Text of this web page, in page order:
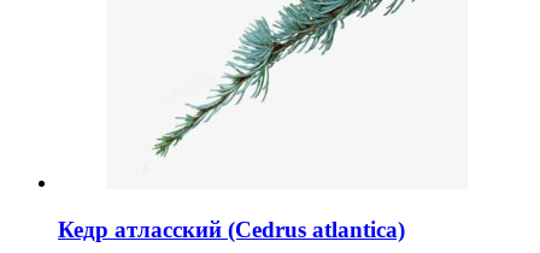
Кедр атласский (Cedrus atlantica)